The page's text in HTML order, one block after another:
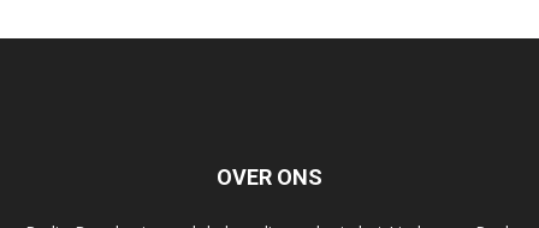
OVER ONS